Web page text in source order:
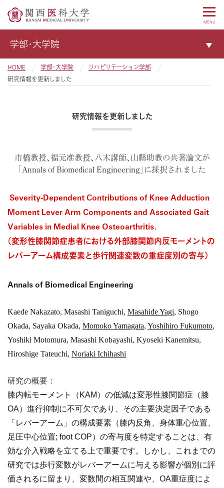
MENU
学部・大学院
HOME 学部・大学院
リハビリテーション学部
研究情報を更新しました
研究情報を更新しました
市橋教授、福元准教授、八木講師、山縣助教の共著論文が
「Annals of Biomedical Engineering」に採択されました
Severity-Dependent Contributions of Knee Adduction
Moment Lever Arm Components and Associated Gait
Variables in Medial Knee Osteoarthritis.
（変形性膝関節症患者における外部膝関節内反モーメントの
レバーアーム構成要素と歩行関連変数の重症度別の寄与）
Annals of Biomedical Engineering
Kaede Nakazato, Masashi Taniguchi, Masahide Yagi, Shogo
Okada, Sayaka Okada, Momoko Yamagata, Yoshihiro Fukumoto,
Yoshiki Motomura, Masashi Kobayashi, Kyoseki Kanemitsu,
Hiroshige Tateuchi, Noriaki Ichihashi
研究の概要：
膝内転モーメント（KAM）の低減は変形性膝関節症（膝
OA）進行抑制に不可欠であり、その主要決定因子である
「レバーアーム」の構成要素（膝内反角、身体重心位置、
足圧中心位置; foot COP）の寄与度を特定することは、有
効な介入戦略を立てる上で重要です。しかし、これまでの
研究では歩行変数がレバーアームに与える影響が個別に評
価されるに留まり、変数間の相互関連や、OA重症度によ